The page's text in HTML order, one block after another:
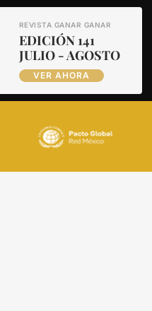
REVISTA GANAR GANAR
EDICIÓN 141
JULIO - AGOSTO
VER AHORA